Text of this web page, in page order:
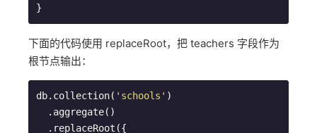
下面的代码使用 replaceRoot，把 teachers 字段作为
根节点输出：
db.collection( 'schools' )